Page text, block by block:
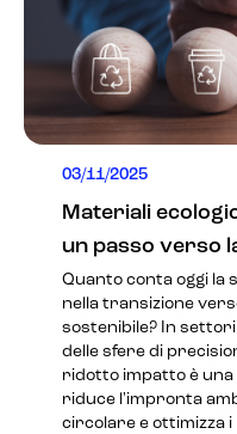
03/11/2025
Materiali
un passo verso
Quanto conta oggi la
nella transizione
sostenibile? In
delle sfere di
ridotto impatto è
riduce l'impronta
circolare e ottimizza